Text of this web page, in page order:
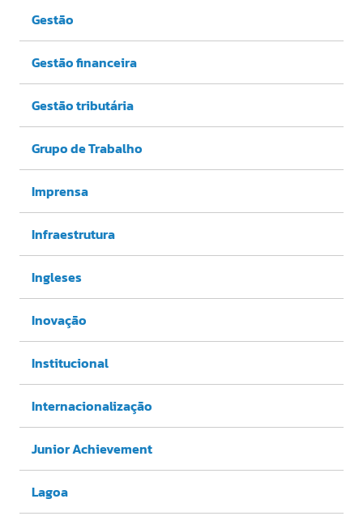
Gestão
Gestão financeira
Gestão tributária
Grupo de Trabalho
Imprensa
Infraestrutura
Ingleses
Inovação
Institucional
Internacionalização
Junior Achievement
Lagoa